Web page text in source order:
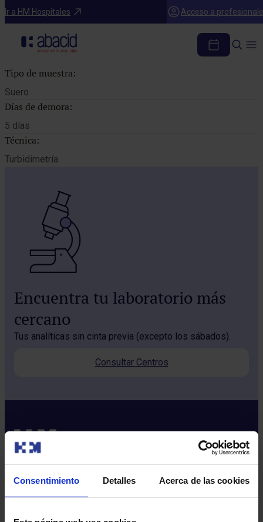
Consentimiento Detalles Acerca de las cookies
Ir a HM Hospitales Acceso a
Catálogo de pruebas
IGG SUBCLASE 1
Tipo de muestra:
Suero
Días de demora:
5 días
Técnica:
Turbidimetría
Encuentra tu laboratorio más
cercano
Tus analíticas sin cinta previa (excepto los sábados).
Consultar Centros